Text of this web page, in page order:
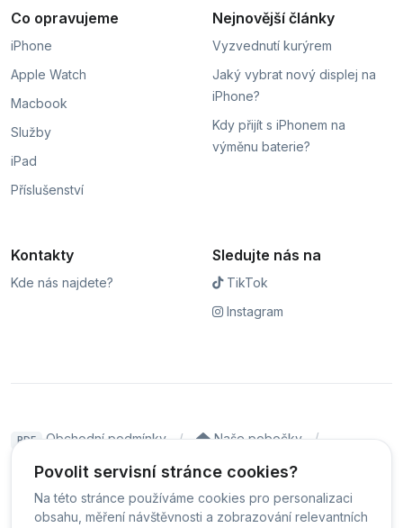
Povolit servisní stránce cookies?
Na této stránce používáme cookies pro personalizaci
obsahu, měření návštěvnosti a zobrazování relevantních
Co opravujeme
iPhone
Apple Watch
Macbook
Služby
iPad
Příslušenství
Nejnovější články
Vyzvednutí kurýrem
Jaký vybrat nový displej na
iPhone?
Kdy přijít s iPhonem na
výměnu baterie?
Kontakty
Kde nás najdete?
Sledujte nás na
TikTok
Instagram
PDF Obchodní podmínky
Naše pobočky
Čeština